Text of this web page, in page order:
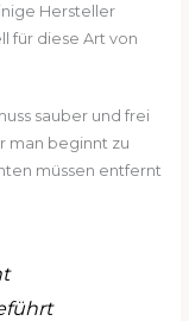
Hersteller
für diese Art von
sauber und frei
man beginnt zu
müssen entfernt